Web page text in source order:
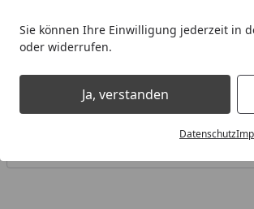
Sie können Ihre Einwilligung jederzeit in
oder widerrufen.
Ja, verstanden
Datenschutz
Bitte tragen Sie Ihre Bestellnummer